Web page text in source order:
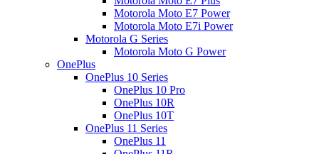
Motorola Moto E7 Power
Motorola Moto E7i Power
Motorola G Series
Motorola Moto G Power
OnePlus
OnePlus 10 Series
OnePlus 10 Pro
OnePlus 10R
OnePlus 10T
OnePlus 11 Series
OnePlus 11